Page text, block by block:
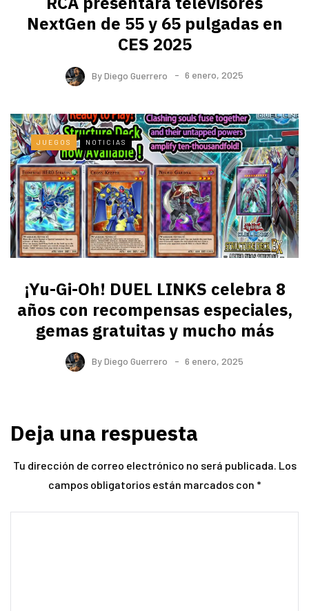
NextGen de 55 y 65 pulgadas en
CES 2025
ByDiego Guerrero 6 enero, 2025
JUEGOS NOTICIAS
¡Yu-Gi-Oh! DUEL LINKS celebra 8
años con recompensas especiales,
gemas gratuitas y mucho más
ByDiego Guerrero 6 enero, 2025
Deja una respuesta
Tu dirección de correo electrónico no será publicada. Los
campos obligatorios están marcados con *